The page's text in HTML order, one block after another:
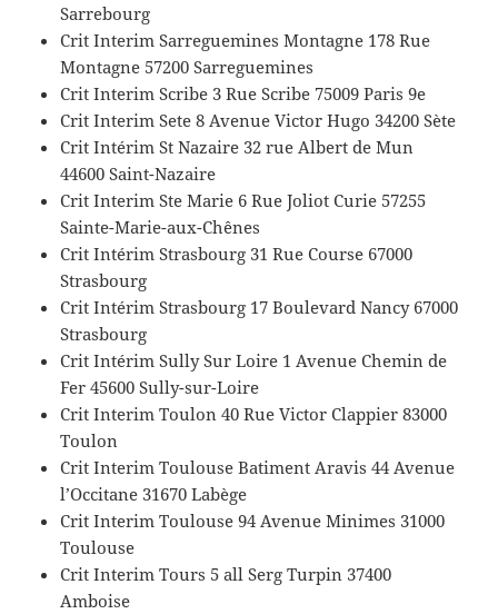
Sarrebourg
Crit Interim Sarreguemines Montagne 178 Rue
Montagne 57200 Sarreguemines
Crit Interim Scribe 3 Rue Scribe 75009 Paris 9e
Crit Interim Sete 8 Avenue Victor Hugo 34200 Sète
Crit Intérim St Nazaire 32 rue Albert de Mun
44600 Saint-Nazaire
Crit Interim Ste Marie 6 Rue Joliot Curie 57255
Sainte-Marie-aux-Chênes
Crit Intérim Strasbourg 31 Rue Course 67000
Strasbourg
Crit Intérim Strasbourg 17 Boulevard Nancy 67000
Strasbourg
Crit Intérim Sully Sur Loire 1 Avenue Chemin de
Fer 45600 Sully-sur-Loire
Crit Interim Toulon 40 Rue Victor Clappier 83000
Toulon
Crit Interim Toulouse Batiment Aravis 44 Avenue
l’Occitane 31670 Labège
Crit Interim Toulouse 94 Avenue Minimes 31000
Toulouse
Crit Interim Tours 5 all Serg Turpin 37400
Amboise